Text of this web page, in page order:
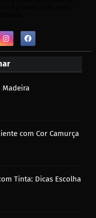
Madeira
com Cor Camurça
Tinta: Dicas Escolha